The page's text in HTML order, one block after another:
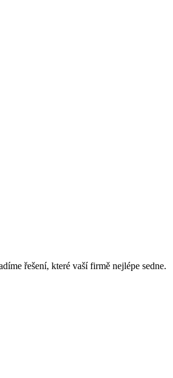
řešení, které vaší firmě nejlépe sedne.